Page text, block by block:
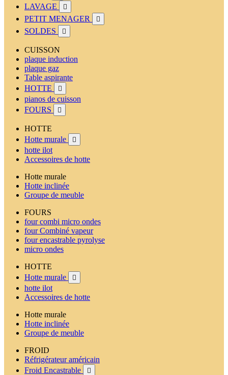
LAVAGE 
PETIT MENAGER 
SOLDES 
CUISSON
plaque induction
plaque gaz
Table aspirante
HOTTE

pianos de cuisson
FOURS

HOTTE
Hotte murale

hotte ilot
Accessoires de hotte
Hotte murale
Hotte inclinée
Groupe de meuble
FOURS
four combi micro ondes
four Combiné vapeur
four encastrable pyrolyse
micro ondes
HOTTE
Hotte murale

hotte ilot
Accessoires de hotte
Hotte murale
Hotte inclinée
Groupe de meuble
FROID
Réfrigérateur américain
Froid Encastrable
